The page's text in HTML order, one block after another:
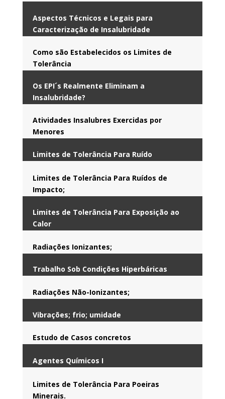
Aspectos Técnicos e Legais para
Caracterização de Insalubridade
Como são Estabelecidos os Limites de
Tolerância
Os EPI´s Realmente Eliminam a
Insalubridade?
Atividades Insalubres Exercidas por
Menores
Limites de Tolerância Para Ruído
Limites de Tolerância Para Ruídos de
Impacto;
Limites de Tolerância Para Exposição ao
Calor
Radiações Ionizantes;
Trabalho Sob Condições Hiperbáricas
Radiações Não-Ionizantes;
Vibrações; frio; umidade
Estudo de Casos concretos
Agentes Químicos I
Limites de Tolerância Para Poeiras
Minerais.